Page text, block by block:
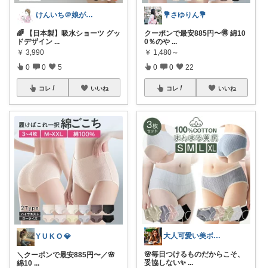
けんいち＠娘が喜んだマタニティ用品
🌈 【日本製】吸水ショーツ グッ
ドデザイン ...
￥ 3,990
0 0 5
コレ いいね
Y U K O 💎
＼クーポンで最安885円〜／🌸
綿10 ...
💐さゆりん💐
クーポンで最安885円〜🉐 綿10
0％のや ...
￥ 1,480～
0 0 22
コレ いいね
大人可愛い美ボディ研究所Premium
🌸毎日つけるものだからこそ、
妥協しない✨ ...